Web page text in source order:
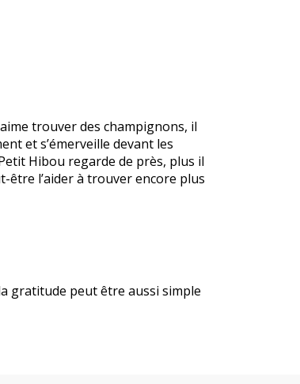
trouver des champignons, il
et s’émerveille devant les
Hibou regarde de près, plus il
être l’aider à trouver encore plus
gratitude peut être aussi simple